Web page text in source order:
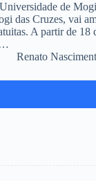
de
das Cruzes, vai
A partir de 18
Renato